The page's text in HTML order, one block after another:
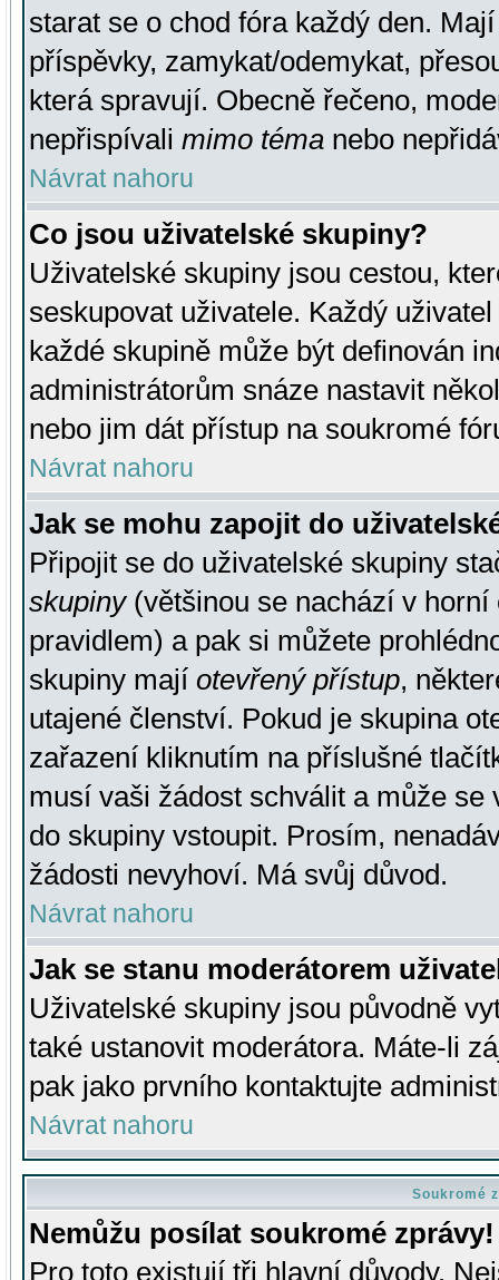
starat se o chod fóra každý den.
příspěvky, zamykat/odemykat,
která spravují. Obecně řečeno,
nepřispívali mimo téma nebo
Návrat nahoru
Co jsou uživatelské skupiny?
Uživatelské skupiny jsou cestou,
seskupovat uživatele. Každý
každé skupině může být definován
administrátorům snáze nastavit
nebo jim dát přístup na soukromé
Návrat nahoru
Jak se mohu zapojit do
Připojit se do uživatelské skupiny
skupiny(většinou se nachází v horní
pravidlem) a pak si můžete
skupiny mají otevřený přístup,
utajené členství. Pokud je skupina
zařazení kliknutím na příslušné
musí vaši žádost schválit a může se
do skupiny vstoupit. Prosím,
žádosti nevyhoví. Má svůj důvod.
Návrat nahoru
Jak se stanu moderátorem
Uživatelské skupiny jsou původně
také ustanovit moderátora. Máte-li
pak jako prvního kontaktujte
Návrat nahoru
Soukromé
Nemůžu posílat soukromé zprávy!
Pro toto existují tři hlavní důvody.